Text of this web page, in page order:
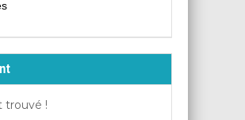
trouvé !